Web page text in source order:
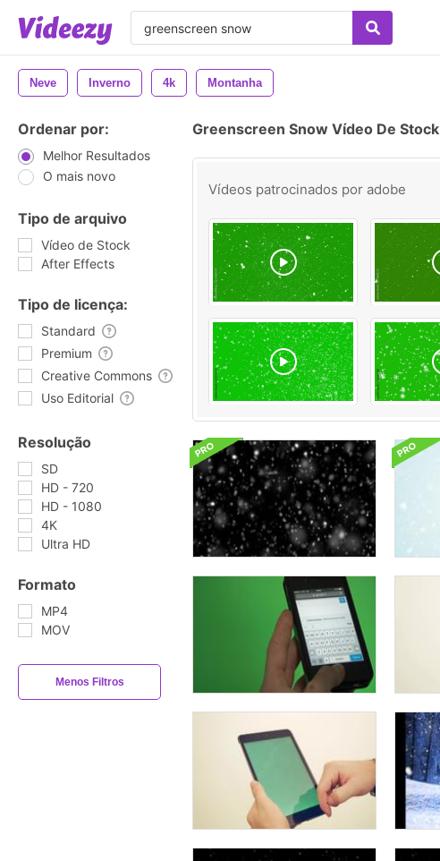
Neve Inverno 4k Montanha
Ordenar por:
Melhor Resultados
O mais novo
Tipo de arquivo
Vídeo de Stock
After Effects
Tipo de licença:
Standard
Premium
Creative Commons
Uso Editorial
Resolução
SD
HD - 720
HD - 1080
4K
Ultra HD
Formato
MP4
MOV
Menos Filtros
Greenscreen Snow Vídeo De Stock
Vídeos patrocinados por adobe